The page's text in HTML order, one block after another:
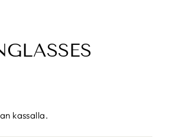
kassalla.